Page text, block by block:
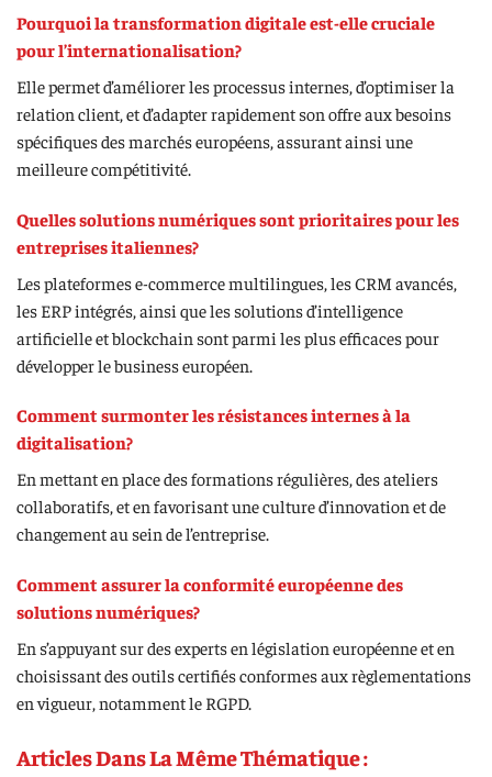
Pourquoi la transformation digitale est-elle cruciale
pour l’internationalisation?
Elle permet d’améliorer les processus internes, d’optimiser la
relation client, et d’adapter rapidement son offre aux besoins
spécifiques des marchés européens, assurant ainsi une
meilleure compétitivité.
Quelles solutions numériques sont prioritaires pour les
entreprises italiennes?
Les plateformes e-commerce multilingues, les CRM avancés,
les ERP intégrés, ainsi que les solutions d’intelligence
artificielle et blockchain sont parmi les plus efficaces pour
développer le business européen.
Comment surmonter les résistances internes à la
digitalisation?
En mettant en place des formations régulières, des ateliers
collaboratifs, et en favorisant une culture d’innovation et de
changement au sein de l’entreprise.
Comment assurer la conformité européenne des
solutions numériques?
En s’appuyant sur des experts en législation européenne et en
choisissant des outils certifiés conformes aux règlementations
en vigueur, notamment le RGPD.
Articles Dans La Même Thématique :